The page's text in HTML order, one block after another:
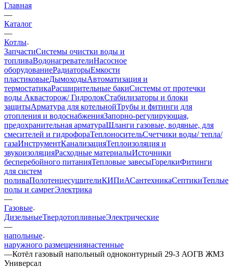
Главная
—
Каталог
—
Котлы
ЗапчастиСистемы очистки воды и
топливаВодонагревателиНасосное
оборудованиеРадиаторыЕмкости
пластиковыеДымоходыАвтоматизация и
термостатикаРасширительные бакиСистемы от протечки
воды Аквасторож/ ГидролокСтабилизаторы и блоки
защитыАрматура для котельнойТрубы и фитинги для
отопления и водоснабженияЗапорно-регулирующая,
предохранительная арматураШланги газовые, водяные, для
смесителей и гидрофораТеплоносительСчетчики воды/ тепла/
газаИнструментКанализацияТеплоизоляция и
звукоизоляцияРасходные материалыИсточники
бесперебойного питанияТепловые завесыГорелкиФитинги
для систем
поливаПолотенцесушителиКИПиАСантехникаСептикиТеплые
полы и самрегЭлектрика
—
Газовые
ДизельныеТвердотопливныеЭлектрические
—
напольные
наружного размещениянастенные
—Котёл газовый напольный одноконтурный 29-3 АОГВ ЖМЗ
Универсал